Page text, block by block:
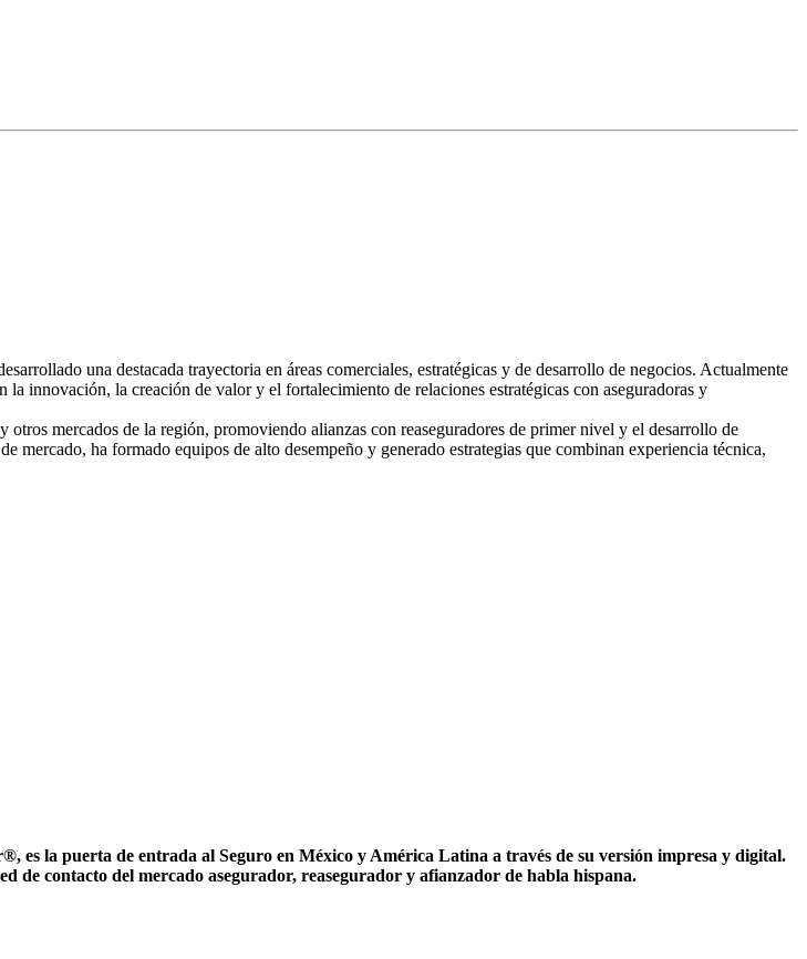
una destacada trayectoria en áreas comerciales, estratégicas y de desarrollo de negocios. Actualmente
la creación de valor y el fortalecimiento de relaciones estratégicas con aseguradoras y
mercados de la región, promoviendo alianzas con reaseguradores de primer nivel y el desarrollo de
ha formado equipos de alto desempeño y generado estrategias que combinan experiencia técnica,
es la puerta de entrada al Seguro en México y América Latina a través de su versión impresa y digital.
contacto del mercado asegurador, reasegurador y afianzador de habla hispana.